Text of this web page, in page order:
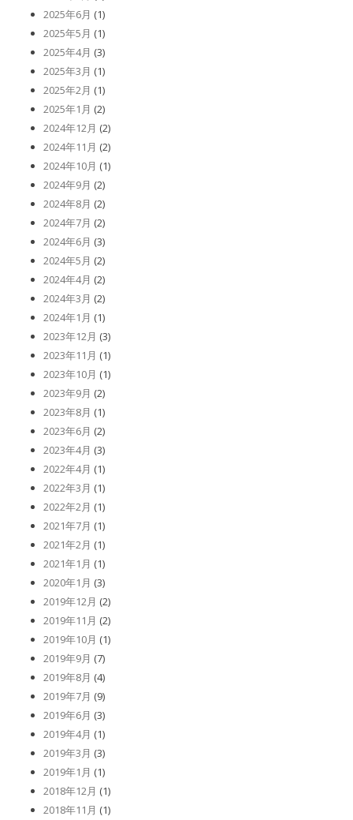
2025年6月 (1)
2025年5月 (1)
2025年4月 (3)
2025年3月 (1)
2025年2月 (1)
2025年1月 (2)
2024年12月 (2)
2024年11月 (2)
2024年10月 (1)
2024年9月 (2)
2024年8月 (2)
2024年7月 (2)
2024年6月 (3)
2024年5月 (2)
2024年4月 (2)
2024年3月 (2)
2024年1月 (1)
2023年12月 (3)
2023年11月 (1)
2023年10月 (1)
2023年9月 (2)
2023年8月 (1)
2023年6月 (2)
2023年4月 (3)
2022年4月 (1)
2022年3月 (1)
2022年2月 (1)
2021年7月 (1)
2021年2月 (1)
2021年1月 (1)
2020年1月 (3)
2019年12月 (2)
2019年11月 (2)
2019年10月 (1)
2019年9月 (7)
2019年8月 (4)
2019年7月 (9)
2019年6月 (3)
2019年4月 (1)
2019年3月 (3)
2019年1月 (1)
2018年12月 (1)
2018年11月 (1)